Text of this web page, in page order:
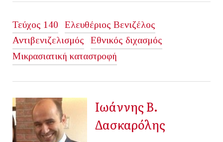
Τεύχος 140
Ελευθέριος Βενιζέλος
Αντιβενιζελισμός
Εθνικός διχασμός
Μικρασιατική καταστροφή
Ιωάννης Β.
Δασκαρόλης